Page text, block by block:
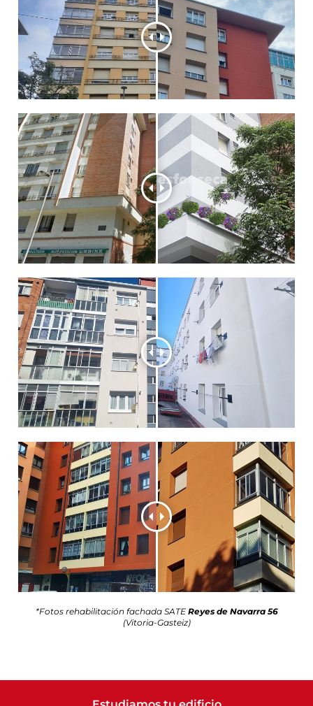
*Fotos rehabilitación fachada SATE Reyes de Navarra 56
(Vitoria-Gasteiz)